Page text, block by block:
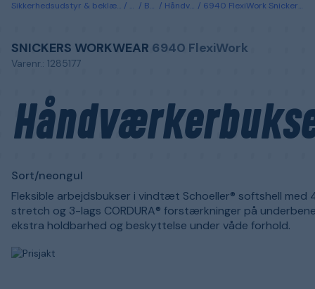
Sikkerhedsudstyr & beklædning Tøj Bukser Håndværkerbukser 6940 FlexiWork Snickers Workwear Håndværkerbukser Sort/neongul Sort/neongul
SNICKERS WORKWEAR 6940 FlexiWork
Varenr.: 1285177
Sort/neongul
Fleksible arbejdsbukser i vindtæt Schoeller® softshell med
stretch og 3-lags CORDURA® forstærkninger på
ekstra holdbarhed og beskyttelse under våde forhold.